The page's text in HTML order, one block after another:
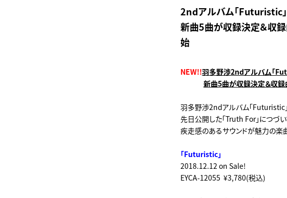
2ndアルバム「Futuristic」
新曲5曲が収録決定＆収録
始
NEW!!羽多野渉2ndアルバム「
新曲5曲が収録決定＆収録
羽多野渉2ndアルバム「Futuristic
先日公開した「Truth For」につづ
疾走感のあるサウンドが魅力の楽
「Futuristic」
2018.12.12 on Sale!
EYCA-12055 ¥3,780(税込)